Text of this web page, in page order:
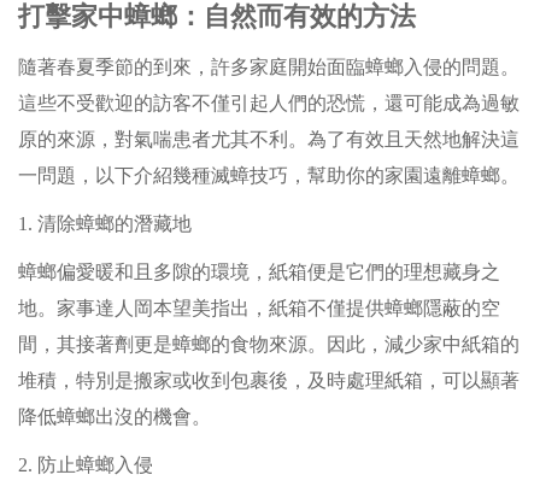
打擊家中蟑螂：自然而有效的方法
隨著春夏季節的到來，許多家庭開始面臨蟑螂入侵的問題。
這些不受歡迎的訪客不僅引起人們的恐慌，還可能成為過敏
原的來源，對氣喘患者尤其不利。為了有效且天然地解決這
一問題，以下介紹幾種滅蟑技巧，幫助你的家園遠離蟑螂。
1. 清除蟑螂的潛藏地
蟑螂偏愛暖和且多隙的環境，紙箱便是它們的理想藏身之
地。家事達人岡本望美指出，紙箱不僅提供蟑螂隱蔽的空
間，其接著劑更是蟑螂的食物來源。因此，減少家中紙箱的
堆積，特別是搬家或收到包裹後，及時處理紙箱，可以顯著
降低蟑螂出沒的機會。
2. 防止蟑螂入侵